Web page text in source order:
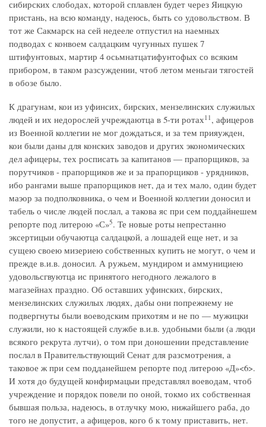
сибирских слободах, которой сплавлен будет через Яицкую
пристань, на всю команду, надеюсь, быть со удовольством. В
тот же Сакмарск на сей недееле отпустил на наемных
подводах с конвоем салдацким чугунных пушек 7
штифунтовых, мартир 4 осьмнатцатифунтофых со всяким
прибором, в таком разсуждении, чтоб летом меньгаи тягостей
в обозе было.
К драгунам, кои из уфинсих, бирских, мензелинских служилых
людей и их недорослей учреждаютца в 5-ти ротах 11 , афицеров
из Военной коллегии не мог дождаться, и за тем прияужден,
кои были даны для конских заводов и других экономических
дел афицеры, тех росписать за капитанов — прапорщиков, за
порутчиков - прапорщиков же и за прапорщиков - урядников,
ибо рангами выше прапорщиков нет, да и тех мало, один будет
маэор за подполковника, о чем и Военной коллегии доносил и
табель о числе людей послал, а такова яс при сем поддайнешем
репорте под литерою «С»5. Те новые роты непрестанно
эксертицыи обучаютца салдацкой, а лошадей еще нет, и за
сущею своею мизериею собственных купить не могут, о чем и
прежде в.и.в. доносил. А ружьем, мундиром и аммунициею
удовольсгвуютца ис принятого негодного лежалого в
магазейнах праздно. Об оставших уфинских, бирских,
мензелинских служилых людях, дабы они попрежнему не
подвергнуты были воеводским прихотям и не по — мужицки
служили, но к настоящей службе в.и.в. удобными были (а люди
всякого рекрута лутчи), о том при доношении представление
послал в Правительствующий Сенат для разсмотрения, а
таковое ж при сем подданейшем репорте под литерою «Д»<6>.
И хотя до будущей конфирмацыи представлял воеводам, чтоб
учреждение и порядок повели по оной, токмо их собственная
бывшая польза, надеюсь, в отлучку мою, нижайшего раба, до
того не допустит, а афицеров, кого б к тому приставить, нет.